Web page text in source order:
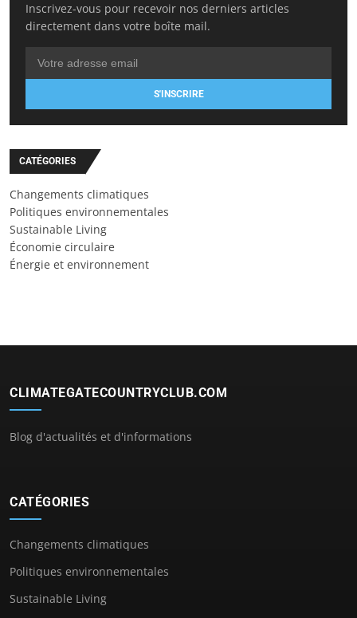
Inscrivez-vous pour recevoir nos derniers articles
directement dans votre boîte mail.
S'INSCRIRE
CATÉGORIES
Changements climatiques
Politiques environnementales
Sustainable Living
Économie circulaire
Énergie et environnement
CLIMATEGATECOUNTRYCLUB.COM
Blog d'actualités et d'informations
CATÉGORIES
Changements climatiques
Politiques environnementales
Sustainable Living